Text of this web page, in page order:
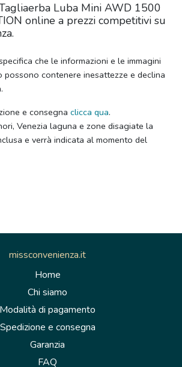
Luba Mini AWD 1500
online a prezzi competitivi su
che le informazioni e le immagini
contenere inesattezze e declina
e consegna clicca qua.
Venezia laguna e zone disagiate la
e verrà indicata al momento del
missconvenienza.it
Home
Chi siamo
Modalità di pagamento
Spedizione e consegna
Garanzia
FAQ